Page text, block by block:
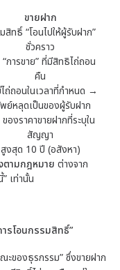
ขายฝาก
สิทธิ์ “โอนไปให้ผู้รับฝาก”
ชั่วคราว
“การขาย” ที่มีสิทธิไถ่ถอน
คืน
ไถ่ถอนในเวลาที่กำหนด →
ย์หลุดเป็นของผู้รับฝาก
องราคาขายฝากที่ระบุใน
สัญญา
สูงสุด 10 ปี (อสังหา)
ตามกฎหมาย ต่างจาก
เท่านั้น
รโอนกรรมสิทธิ์”
ะของธุรกรรม” ซึ่งขายฝาก